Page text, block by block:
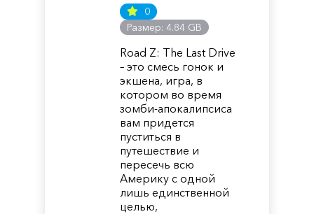
0
Размер: 4.84 GB
Road Z: The Last Drive
– это смесь гонок и
экшена, игра, в
котором во время
зомби-апокалипсиса
вам придется
пуститься в
путешествие и
пересечь всю
Америку с одной
лишь единственной
целью,